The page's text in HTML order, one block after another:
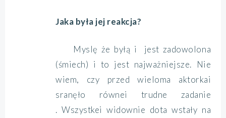
Jaka była jej reakcja?
Myslę że byłą i jest zadowolona
(śmiech) i to jest najważniejsze. Nie
wiem, czy przed wieloma aktorkai
sranęło równei trudne zadanie
. Wszystkei widownie dota wstały na